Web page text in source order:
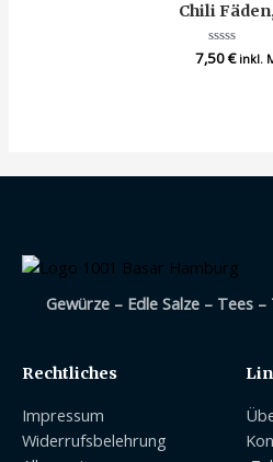
Chili
Bewertet
7,50€ inkl.
Gewürze – Edle Salze – Tees
Rechtliches
Impressum
Widerrufsbelehrung